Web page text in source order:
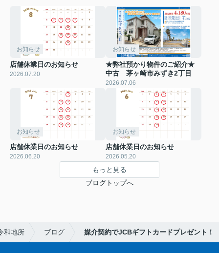
お知らせ
店舗休業日のお知らせ
2026.07.20
お知らせ
★弊社預かり物件のご紹介★
中古 茅ヶ崎市みずき2丁目
2026.07.06
お知らせ
店舗休業日のお知らせ
2026.06.20
お知らせ
店舗休業日のお知らせ
2026.05.20
もっと見る
ブログトップへ
和地所 ブログ 媒介契約でJCBギフトカードプレゼント！